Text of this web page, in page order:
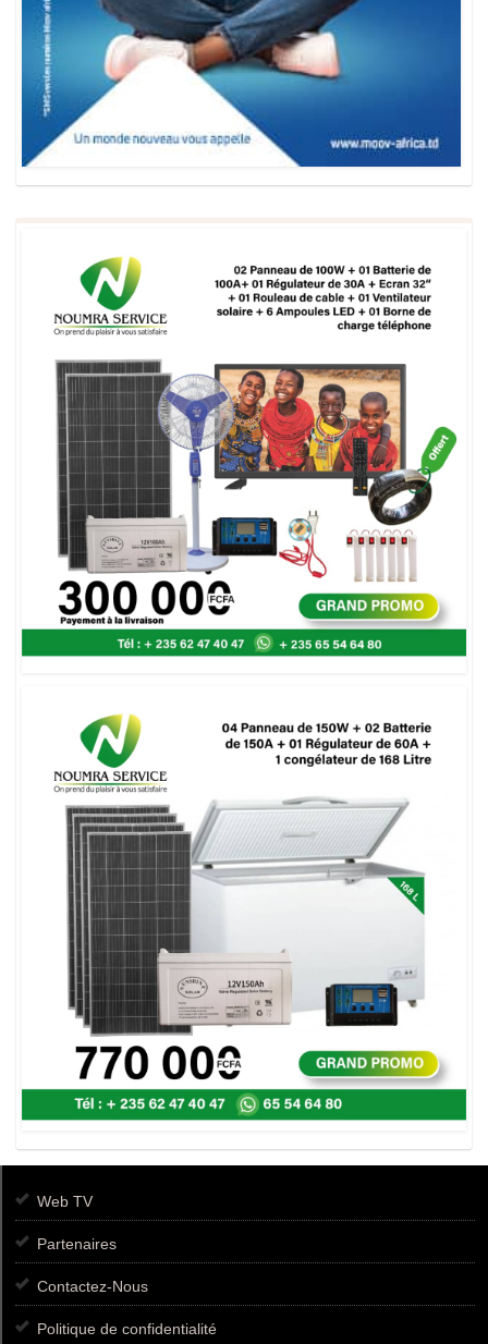
Web TV
Partenaires
Contactez-Nous
Politique de confidentialité